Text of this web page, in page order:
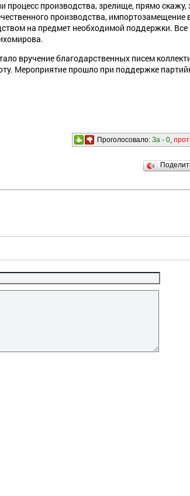
процесс производства, зрелище, прямо
производства, импортозамещение
на предмет необходимой поддержки.
вручение благодарственных писем
Мероприятие прошло при поддержке
Проголосовало: За - 0,